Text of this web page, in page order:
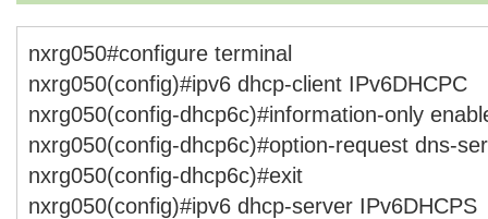
nxrg050#configure terminal
nxrg050(config)#ipv6 dhcp-client IPv6DHCPC
nxrg050(config-dhcp6c)#information-only
nxrg050(config-dhcp6c)#option-request dns-
nxrg050(config-dhcp6c)#exit
nxrg050(config)#ipv6 dhcp-server IPv6DHCPS